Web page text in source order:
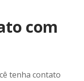
com
tenha contato